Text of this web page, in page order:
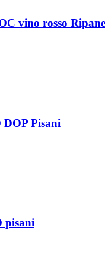
vino rosso
DOP Pisani
pisani